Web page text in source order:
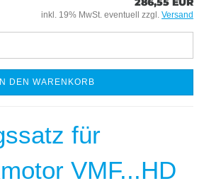
inkl. 19% MwSt. eventuell zzgl. Versand
IN DEN WARENKORB